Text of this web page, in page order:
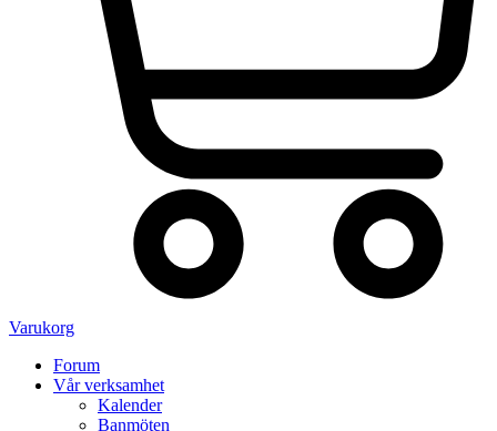
Varukorg
Forum
Vår verksamhet
Kalender
Banmöten